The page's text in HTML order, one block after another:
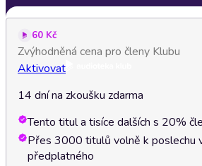
60 Kč
Zvýhodněná cena pro členy Klubu
Aktivovat
14 dní na zkoušku zdarma
Tento titul a tisíce dalších s 20%
Přes 3000 titulů volně k poslechu
předplatného